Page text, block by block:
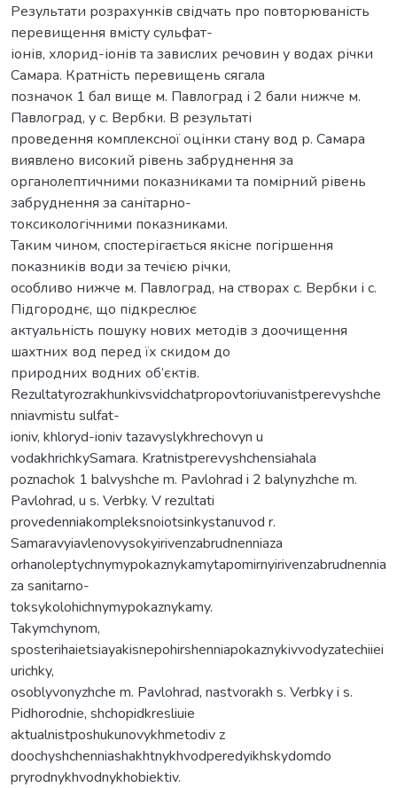
Результати розрахунків свідчать про повторюваність
перевищення вмісту сульфат-
іонів, хлорид-іонів та завислих речовин у водах річки
Самара. Кратність перевищень сягала
позначок 1 бал вище м. Павлоград і 2 бали нижче м.
Павлоград, у с. Вербки. В результаті
проведення комплексної оцінки стану вод р. Самара
виявлено високий рівень забруднення за
органолептичними показниками та помірний рівень
забруднення за санітарно-
токсикологічними показниками.
Таким чином, спостерігається якісне погіршення
показників води за течією річки,
особливо нижче м. Павлоград, на створах с. Вербки і с.
Підгороднє, що підкреслює
актуальність пошуку нових методів з доочищення
шахтних вод перед їх скидом до
природних водних об’єктів.
Rezultatyrozrakhunkivsvidchatpropovtoriuvanistperevyshche
nniavmistu sulfat-
ioniv, khloryd-ioniv tazavyslykhrechovyn u
vodakhrichkySamara. Kratnistperevyshchensiahala
poznachok 1 balvyshche m. Pavlohrad i 2 balynyzhche m.
Pavlohrad, u s. Verbky. V rezultati
provedenniakompleksnoiotsinkystanuvod r.
Samaravyiavlenovysokyirivenzabrudnenniaza
orhanoleptychnymypokaznykamytapomirnyirivenzabrudnennia
za sanitarno-
toksykolohichnymypokaznykamy.
Takymchynom,
sposterihaietsiayakisnepohirshenniapokaznykivvodyzatechiiei
urichky,
osoblyvonyzhche m. Pavlohrad, nastvorakh s. Verbky i s.
Pidhorodnie, shchopidkresliuie
aktualnistposhukunovykhmetodiv z
doochyshchenniashakhtnykhvodperedyikhskydomdo
pryrodnykhvodnykhobiektiv.